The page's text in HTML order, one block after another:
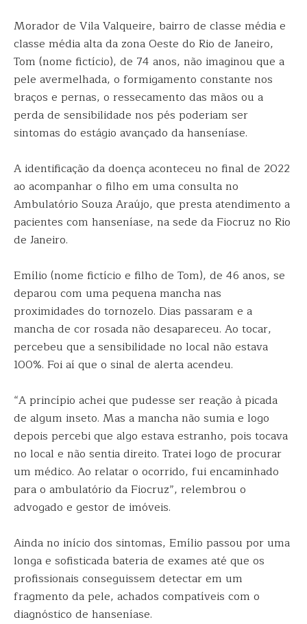
Morador de Vila Valqueire, bairro de classe média e
classe média alta da zona Oeste do Rio de Janeiro,
Tom (nome fictício), de 74 anos, não imaginou que a
pele avermelhada, o formigamento constante nos
braços e pernas, o ressecamento das mãos ou a
perda de sensibilidade nos pés poderiam ser
sintomas do estágio avançado da hanseníase.
A identificação da doença aconteceu no final de 2022
ao acompanhar o filho em uma consulta no
Ambulatório Souza Araújo, que presta atendimento a
pacientes com hanseníase, na sede da Fiocruz no Rio
de Janeiro.
Emílio (nome fictício e filho de Tom), de 46 anos, se
deparou com uma pequena mancha nas
proximidades do tornozelo. Dias passaram e a
mancha de cor rosada não desapareceu. Ao tocar,
percebeu que a sensibilidade no local não estava
100%. Foi aí que o sinal de alerta acendeu.
“A princípio achei que pudesse ser reação à picada
de algum inseto. Mas a mancha não sumia e logo
depois percebi que algo estava estranho, pois tocava
no local e não sentia direito. Tratei logo de procurar
um médico. Ao relatar o ocorrido, fui encaminhado
para o ambulatório da Fiocruz”, relembrou o
advogado e gestor de imóveis.
Ainda no início dos sintomas, Emílio passou por uma
longa e sofisticada bateria de exames até que os
profissionais conseguissem detectar em um
fragmento da pele, achados compatíveis com o
diagnóstico de hanseníase.